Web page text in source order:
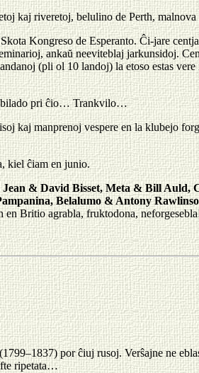
kaj riveretoj, belulino de Perth,
Kongreso de Esperanto. Ĉi-jare
ankaŭ neeviteblaj jarkunsidoj.
(pli ol 10 landoj) la etoso estas
pri ĉio… Trankvilo…
kaj manprenoj vespere en la klubejo
kiel ĉiam en junio.
Jean & David Bisset, Meta & Bill Auld,
Belalumo & Antony
en Britio agrabla, fruktodona,
por ĉiuj rusoj. Verŝajne ne
ripetata…